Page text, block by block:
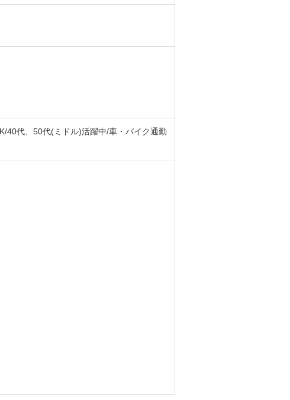
40代、50代(ミドル)活躍中/車・バイク通勤